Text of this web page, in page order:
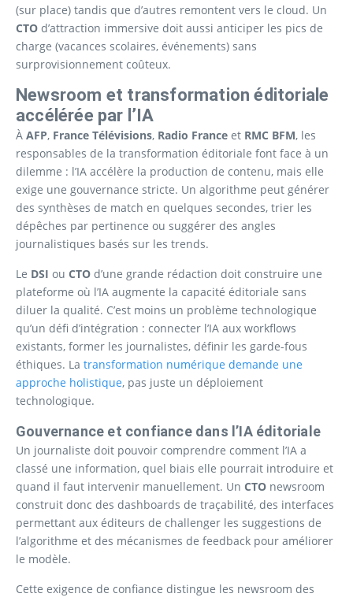
(sur place) tandis que d’autres remontent vers le cloud. Un
CTO d’attraction immersive doit aussi anticiper les pics de
charge (vacances scolaires, événements) sans
surprovisionnement coûteux.
Newsroom et transformation éditoriale
accélérée par l’IA
À AFP, France Télévisions, Radio France et RMC BFM, les
responsables de la transformation éditoriale font face à un
dilemme : l’IA accélère la production de contenu, mais elle
exige une gouvernance stricte. Un algorithme peut générer
des synthèses de match en quelques secondes, trier les
dépêches par pertinence ou suggérer des angles
journalistiques basés sur les trends.
Le DSI ou CTO d’une grande rédaction doit construire une
plateforme où l’IA augmente la capacité éditoriale sans
diluer la qualité. C’est moins un problème technologique
qu’un défi d’intégration : connecter l’IA aux workflows
existants, former les journalistes, définir les garde-fous
éthiques. La transformation numérique demande une
approche holistique, pas juste un déploiement
technologique.
Gouvernance et confiance dans l’IA éditoriale
Un journaliste doit pouvoir comprendre comment l’IA a
classé une information, quel biais elle pourrait introduire et
quand il faut intervenir manuellement. Un CTO newsroom
construit donc des dashboards de traçabilité, des interfaces
permettant aux éditeurs de challenger les suggestions de
l’algorithme et des mécanismes de feedback pour améliorer
le modèle.
Cette exigence de confiance distingue les newsroom des